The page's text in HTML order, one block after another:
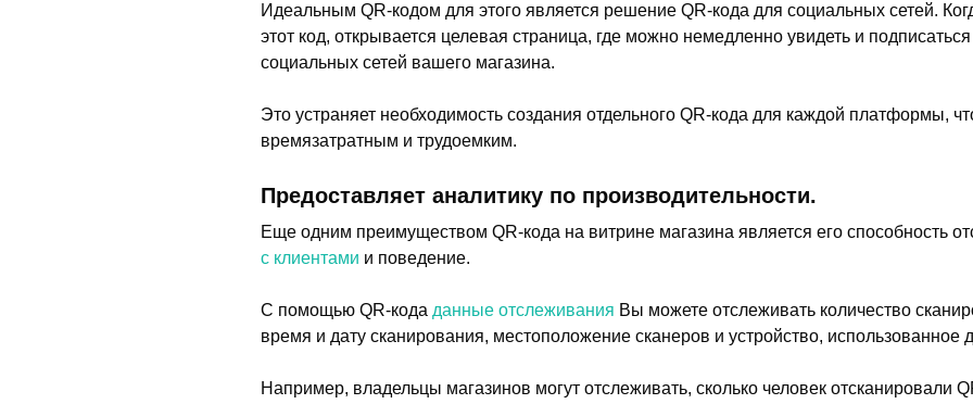
Идеальным QR-кодом для этого является решение QR-кода для социальных сетей.
этот код, открывается целевая страница, где можно немедленно увидеть и
социальных сетей вашего магазина.
Это устраняет необходимость создания отдельного QR-кода для каждой платформы,
времязатратным и трудоемким.
Предоставляет аналитику по производительности.
Еще одним преимуществом QR-кода на витрине магазина является его способность
с клиентами и поведение.
С помощью QR-кода данные отслеживания Вы можете отслеживать количество
время и дату сканирования, местоположение сканеров и устройство, использованное
Например, владельцы магазинов могут отслеживать, сколько человек отсканировали